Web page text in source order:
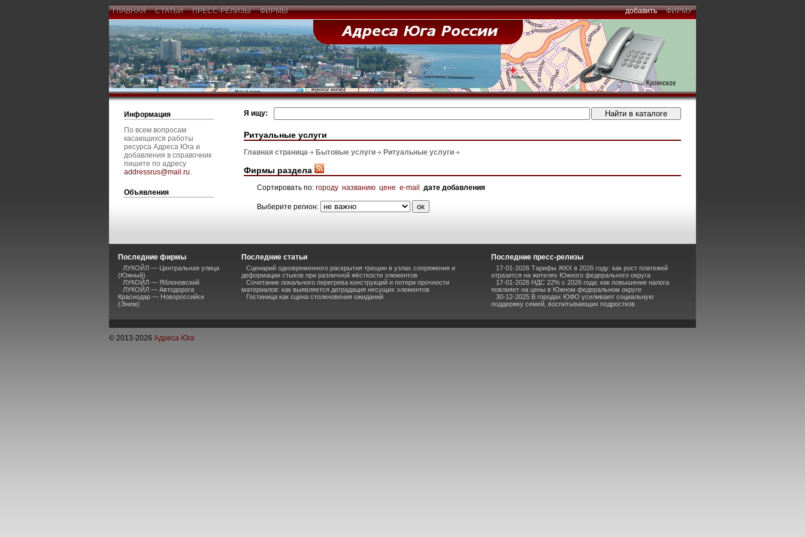
ГЛАВНАЯ СТАТЬИ ПРЕСС-РЕЛИЗЫ ФИРМЫ добавить ФИРМУ
Информация
По всем вопросам
касающихся работы
ресурса Адреса Юга и
добавления в справочник
пишите по адресу
addressrus@mail.ru.
Объявления
Я ищу:
Ритуальные услуги
Главная страница Бытовые услуги Ритуальные услуги
Фирмы раздела
Сортировать по: городу названию цене e-mail дате добавления
Выберите регион:
Последние фирмы
ЛУКОЙЛ — Центральная улица
(Южный)
ЛУКОЙЛ — Яблоновский
ЛУКОЙЛ — Автодорога
Краснодар — Новороссийск
(Энем)
Последние статьи
Сценарий одновременного раскрытия трещин в узлах сопряжения и
деформации стыков при различной жёсткости элементов
Сочетание локального перегрева конструкций и потери прочности
материалов: как выявляется деградация несущих элементов
Гостиница как сцена столкновения ожиданий
Последние пресс-релизы
17-01-2026 Тарифы ЖКХ в 2026 году: как рост платежей
отразится на жителях Южного федерального округа
17-01-2026 НДС 22% с 2026 года: как повышение налога
повлияет на цены в Южном федеральном округе
30-12-2025 В городах ЮФО усиливают социальную
поддержку семей, воспитывающих подростков
© 2013-2026 Адреса Юга